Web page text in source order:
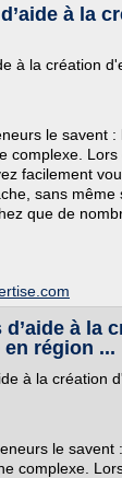
à la
à la création
le savent
complexe.
facilement
sans même
que de
à la
région ...
à la création
le
complexe.